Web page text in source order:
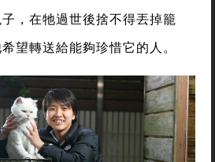
，在牠過世後捨不得丟掉籠
望轉送給能夠珍惜它的人。